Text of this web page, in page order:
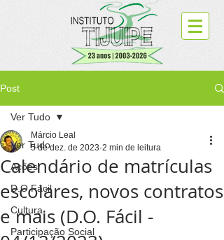
Post
Ver Tudo
Ações
D.O.Fácil
Cultura
Participação Social
Ver Tudo
Calendário de matrículas
escolares, novos contratos
e mais (D.O. Fácil -
Márcio Leal
5 de dez. de 2023 2 min de leitura